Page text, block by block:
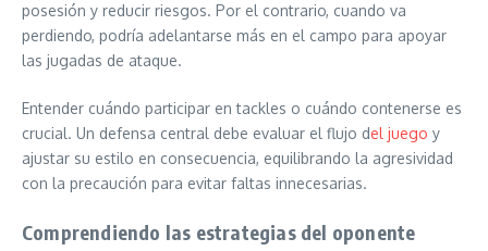
posesión y reducir riesgos. Por el contrario, cuando va
perdiendo, podría adelantarse más en el campo para apoyar
las jugadas de ataque.
Entender cuándo participar en tackles o cuándo contenerse es
crucial. Un defensa central debe evaluar el flujo del juego y
ajustar su estilo en consecuencia, equilibrando la agresividad
con la precaución para evitar faltas innecesarias.
Comprendiendo las estrategias del oponente